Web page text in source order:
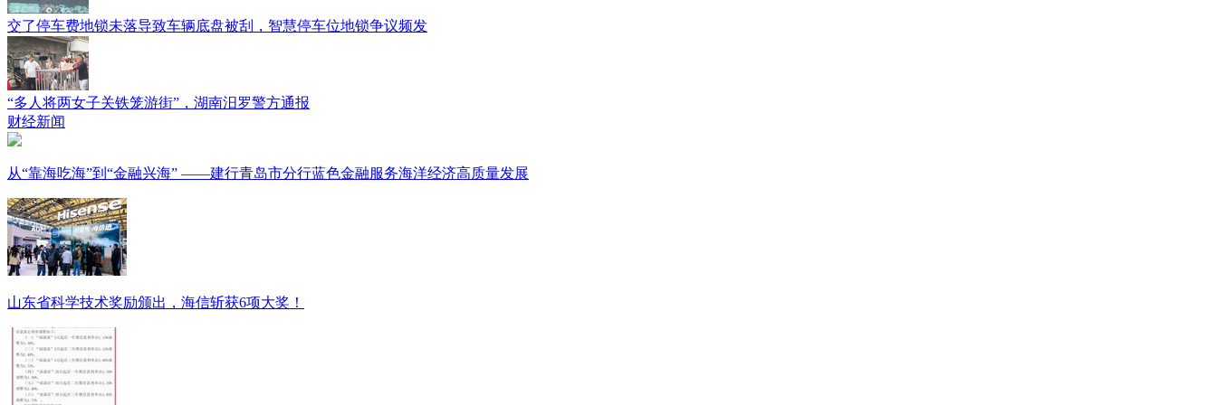
交了停车费地锁未落导致车辆底盘被刮，智慧停车位地锁争议频发
“多人将两女子关铁笼游街”，湖南汨罗警方通报
财经新闻
从“靠海吃海”到“金融兴海” ——建行青岛市分行蓝色金融服务海洋经济高质量发展
山东省科学技术奖励颁出，海信斩获6项大奖！